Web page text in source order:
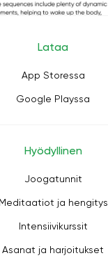
Lataa
App Storessa
Google Playssa
Hyödyllinen
Joogatunnit
Meditaatiot ja hengitys
Intensiivikurssit
Asanat ja harjoitukset